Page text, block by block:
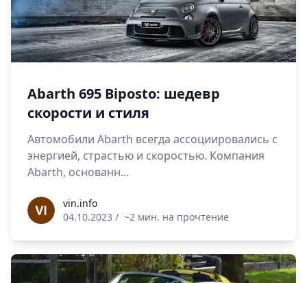
Abarth 695 Biposto: шедевр
скорости и стиля
Автомобили Abarth всегда ассоциировались с
энергией, страстью и скоростью. Компания
Abarth, основанн...
vin.infovin.info
04.10.2023 / ~2 мин. на прочтение